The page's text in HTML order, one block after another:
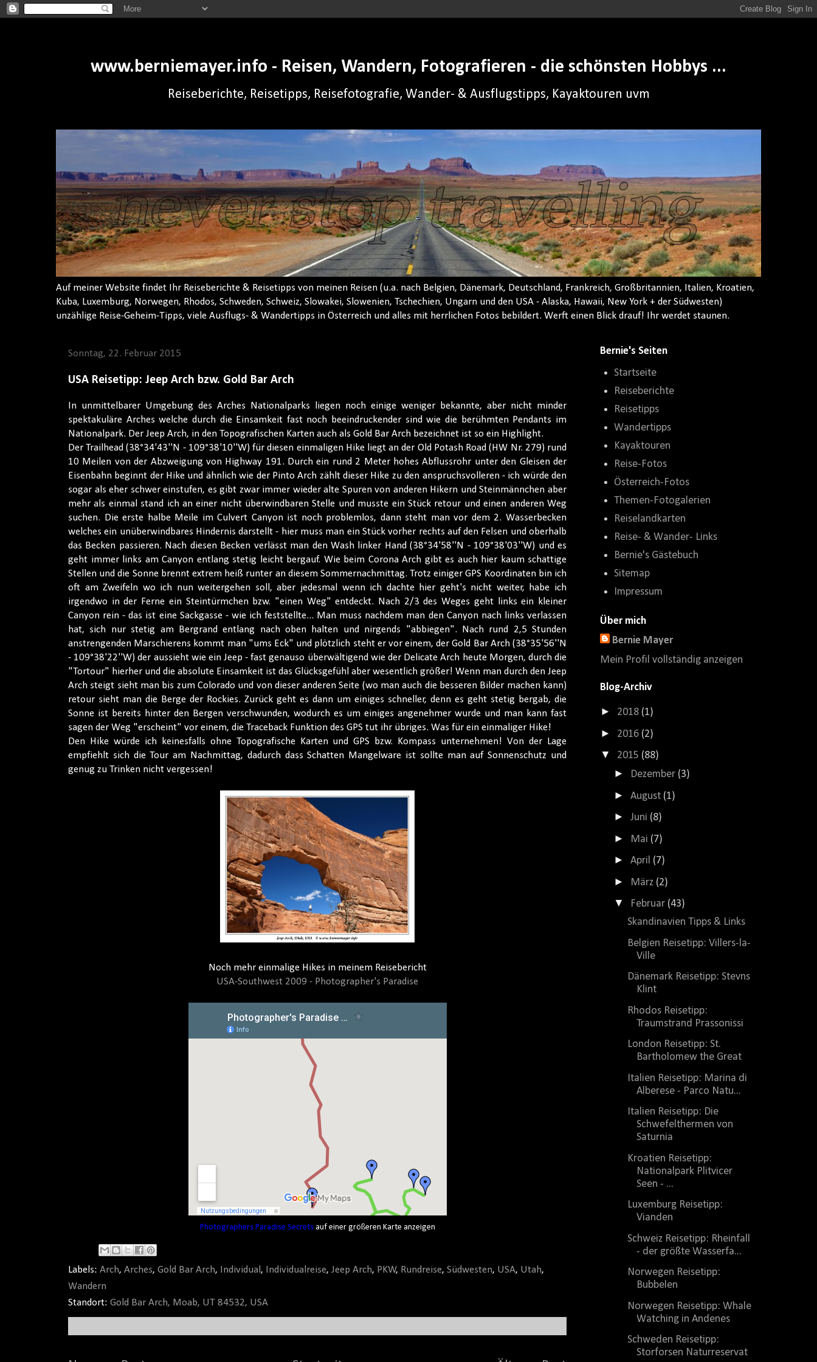
www.berniemayer.info - Reisen, Wandern, Fotografieren - die schönsten Hobbys ...
Reiseberichte, Reisetipps, Reisefotografie, Wander- & Ausflugstipps, Kayaktouren uvm
Auf meiner Website findet Ihr Reiseberichte & Reisetipps von meinen Reisen (u.a. nach Belgien, Dänemark, Deutschland, Frankreich, Großbritannien, Italien, Kroatien,
Kuba, Luxemburg, Norwegen, Rhodos, Schweden, Schweiz, Slowakei, Slowenien, Tschechien, Ungarn und den USA - Alaska, Hawaii, New York + der Südwesten)
unzählige Reise-Geheim-Tipps, viele Ausflugs- & Wandertipps in Österreich und alles mit herrlichen Fotos bebildert. Werft einen Blick drauf! Ihr werdet staunen.
Sonntag, 22. Februar 2015
USA Reisetipp: Jeep Arch bzw. Gold Bar Arch
In unmittelbarer Umgebung des Arches Nationalparks liegen noch einige weniger bekannte, aber nicht minder
spektakuläre Arches welche durch die Einsamkeit fast noch beeindruckender sind wie die berühmten Pendants im
Nationalpark. Der Jeep Arch, in den Topografischen Karten auch als Gold Bar Arch bezeichnet ist so ein Highlight.
Der Trailhead (38°34'43''N - 109°38'10''W) für diesen einmaligen Hike liegt an der Old Potash Road (HW Nr. 279) rund
10 Meilen von der Abzweigung von Highway 191. Durch ein rund 2 Meter hohes Abflussrohr unter den Gleisen der
Eisenbahn beginnt der Hike und ähnlich wie der Pinto Arch zählt dieser Hike zu den anspruchsvolleren - ich würde den
sogar als eher schwer einstufen, es gibt zwar immer wieder alte Spuren von anderen Hikern und Steinmännchen aber
mehr als einmal stand ich an einer nicht überwindbaren Stelle und musste ein Stück retour und einen anderen Weg
suchen. Die erste halbe Meile im Culvert Canyon ist noch problemlos, dann steht man vor dem 2. Wasserbecken
welches ein unüberwindbares Hindernis darstellt - hier muss man ein Stück vorher rechts auf den Felsen und oberhalb
das Becken passieren. Nach diesen Becken verlässt man den Wash linker Hand (38°34'58''N - 109°38'03''W) und es
geht immer links am Canyon entlang stetig leicht bergauf. Wie beim Corona Arch gibt es auch hier kaum schattige
Stellen und die Sonne brennt extrem heiß runter an diesem Sommernachmittag. Trotz einiger GPS Koordinaten bin ich
oft am Zweifeln wo ich nun weitergehen soll, aber jedesmal wenn ich dachte hier geht's nicht weiter, habe ich
irgendwo in der Ferne ein Steintürmchen bzw. "einen Weg" entdeckt. Nach 2/3 des Weges geht links ein kleiner
Canyon rein - das ist eine Sackgasse - wie ich feststellte... Man muss nachdem man den Canyon nach links verlassen
hat, sich nur stetig am Bergrand entlang nach oben halten und nirgends "abbiegen". Nach rund 2,5 Stunden
anstrengenden Marschierens kommt man "ums Eck" und plötzlich steht er vor einem, der Gold Bar Arch (38°35'56''N
- 109°38'22''W) der aussieht wie ein Jeep - fast genauso überwältigend wie der Delicate Arch heute Morgen, durch die
"Tortour" hierher und die absolute Einsamkeit ist das Glücksgefühl aber wesentlich größer! Wenn man durch den Jeep
Arch steigt sieht man bis zum Colorado und von dieser anderen Seite (wo man auch die besseren Bilder machen kann)
retour sieht man die Berge der Rockies. Zurück geht es dann um einiges schneller, denn es geht stetig bergab, die
Sonne ist bereits hinter den Bergen verschwunden, wodurch es um einiges angenehmer wurde und man kann fast
sagen der Weg "erscheint" vor einem, die Traceback Funktion des GPS tut ihr übriges. Was für ein einmaliger Hike!
Den Hike würde ich keinesfalls ohne Topografische Karten und GPS bzw. Kompass unternehmen! Von der Lage
empfiehlt sich die Tour am Nachmittag, dadurch dass Schatten Mangelware ist sollte man auf Sonnenschutz und
genug zu Trinken nicht vergessen!
Noch mehr einmalige Hikes in meinem Reisebericht
USA-Southwest 2009 - Photographer's Paradise
Photographers Paradise Secretsauf einer größeren Karte anzeigen
Labels: Arch, Arches, Gold Bar Arch, Individual , Individualreise, Jeep Arch, PKW, Rundreise, Südwesten, USA, Utah,
Wandern
Standort: Gold Bar Arch, Moab, UT 84532, USA
Bernie's Seiten
Startseite
Reiseberichte
Reisetipps
Wandertipps
Kayaktouren
Reise-Fotos
Österreich-Fotos
Themen-Fotogalerien
Reiselandkarten
Reise- & Wander- Links
Bernie's Gästebuch
Sitemap
Impressum
Über mich
Bernie Mayer
Mein Profil vollständig anzeigen
Blog-Archiv
► 2018 (1)
► 2016 (2)
▼ 2015 (88)
► Dezember (3)
► August (1)
► Juni (8)
► Mai (7)
► April (7)
► März (2)
▼ Februar (43)
Skandinavien Tipps & Links
Belgien Reisetipp: Villers-la-
Ville
Dänemark Reisetipp: Stevns
Klint
Rhodos Reisetipp:
Traumstrand Prassonissi
London Reisetipp: St.
Bartholomew the Great
Italien Reisetipp: Marina di
Alberese - Parco Natu...
Italien Reisetipp: Die
Schwefelthermen von
Saturnia
Kroatien Reisetipp:
Nationalpark Plitvicer
Seen - ...
Luxemburg Reisetipp:
Vianden
Schweiz Reisetipp: Rheinfall
- der größte Wasserfa...
Norwegen Reisetipp:
Bubbelen
Norwegen Reisetipp: Whale
Watching in Andenes
Schweden Reisetipp:
Storforsen Naturreservat